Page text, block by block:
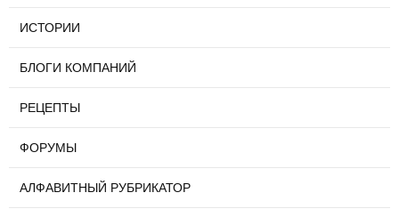
ИСТОРИИ
БЛОГИ КОМПАНИЙ
РЕЦЕПТЫ
ФОРУМЫ
АЛФАВИТНЫЙ РУБРИКАТОР